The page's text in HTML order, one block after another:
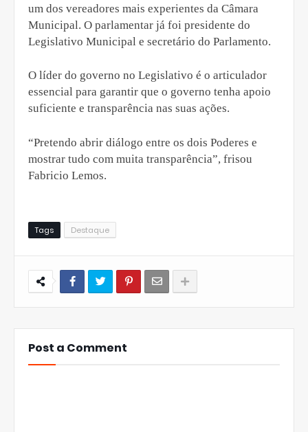
um dos vereadores mais experientes da Câmara
Municipal. O parlamentar já foi presidente do
Legislativo Municipal e secretário do Parlamento.
O líder do governo no Legislativo é o articulador
essencial para garantir que o governo tenha apoio
suficiente e transparência nas suas ações.
“Pretendo abrir diálogo entre os dois Poderes e
mostrar tudo com muita transparência”, frisou
Fabricio Lemos.
Tags Destaque
Post a Comment